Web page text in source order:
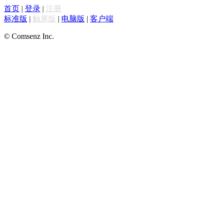
首页 | 登录 | 注册
标准版 | 触屏版 | 电脑版 | 客户端
© Comsenz Inc.